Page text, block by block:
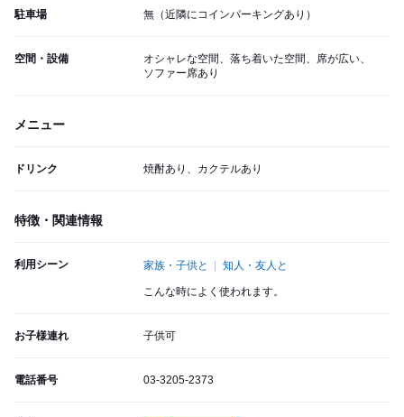
駐車場 無（近隣にコインパーキングあり）
空間・設備
オシャレな空間、落ち着いた空間、席が広い、
ソファー席あり
メニュー
ドリンク 焼酎あり、カクテルあり
特徴・関連情報
利用シーン 家族・子供と 知人・友人と
こんな時によく使われます。
お子様連れ 子供可
電話番号 03-3205-2373